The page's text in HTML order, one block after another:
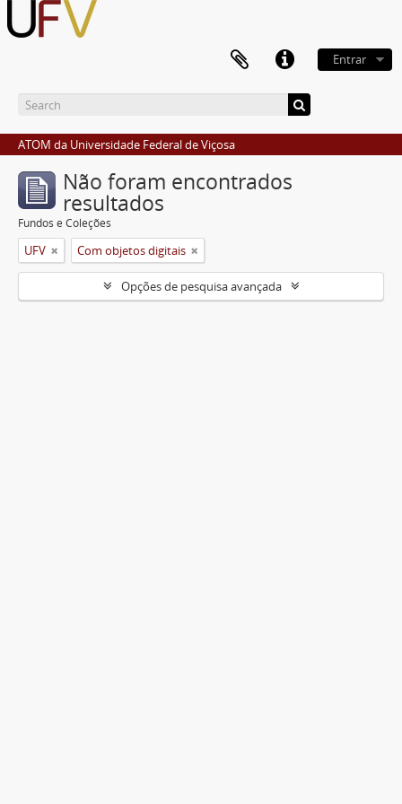
Entrar
ATOM da Universidade Federal de Viçosa
Não foram encontrados
resultados
Fundos e Coleções
UFV Com objetos digitais
Opções de pesquisa avançada